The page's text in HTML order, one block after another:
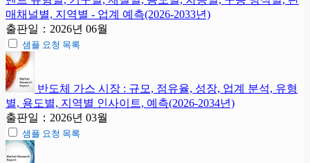
매채널별, 지역별 - 업계 예측(2026-2033년)
출판일：2026년 06월
샘플 요청 목록
반도체 가스 시장 : 규모, 점유율, 성장, 업계 분석, 유형
별, 용도별, 지역별 인사이트, 예측(2026-2034년)
출판일：2026년 03월
샘플 요청 목록